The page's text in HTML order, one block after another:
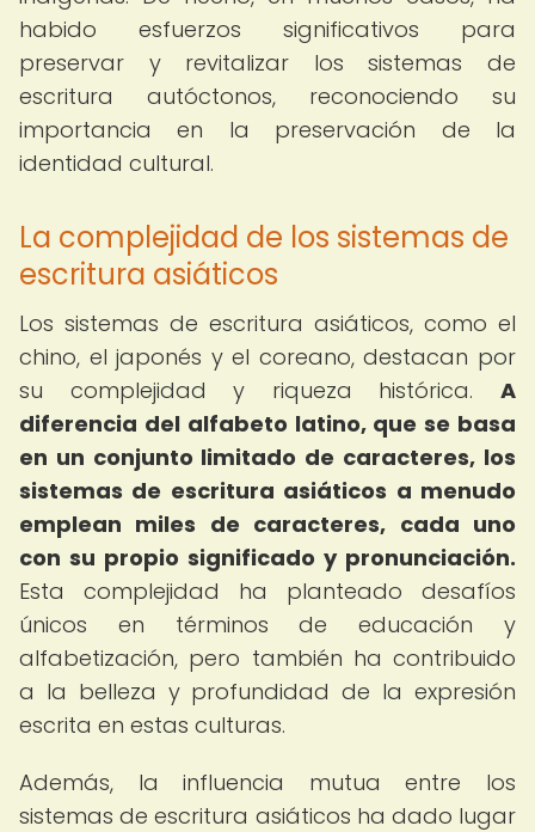
habido esfuerzos significativos para
preservar y revitalizar los sistemas de
escritura autóctonos, reconociendo su
importancia en la preservación de la
identidad cultural.
La complejidad de los sistemas de
escritura asiáticos
Los sistemas de escritura asiáticos, como el
chino, el japonés y el coreano, destacan por
su complejidad y riqueza histórica. A
diferencia del alfabeto latino, que se basa
en un conjunto limitado de caracteres, los
sistemas de escritura asiáticos a menudo
emplean miles de caracteres, cada uno
con su propio significado y pronunciación.
Esta complejidad ha planteado desafíos
únicos en términos de educación y
alfabetización, pero también ha contribuido
a la belleza y profundidad de la expresión
escrita en estas culturas.
Además, la influencia mutua entre los
sistemas de escritura asiáticos ha dado lugar